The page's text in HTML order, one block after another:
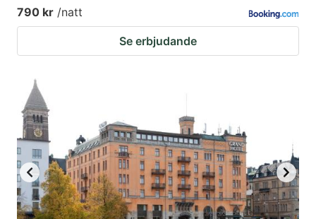
790 kr /natt
Se erbjudande